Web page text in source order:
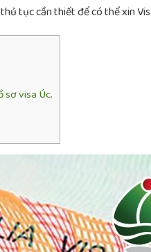
tục cần thiết để có thể xin
sơ visa Úc.